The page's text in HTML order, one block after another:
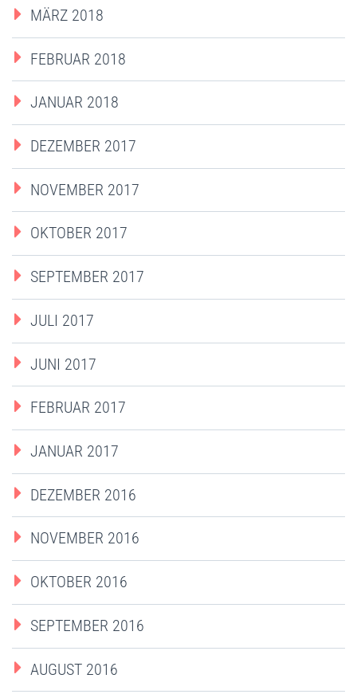
MÄRZ 2018
FEBRUAR 2018
JANUAR 2018
DEZEMBER 2017
NOVEMBER 2017
OKTOBER 2017
SEPTEMBER 2017
JULI 2017
JUNI 2017
FEBRUAR 2017
JANUAR 2017
DEZEMBER 2016
NOVEMBER 2016
OKTOBER 2016
SEPTEMBER 2016
AUGUST 2016